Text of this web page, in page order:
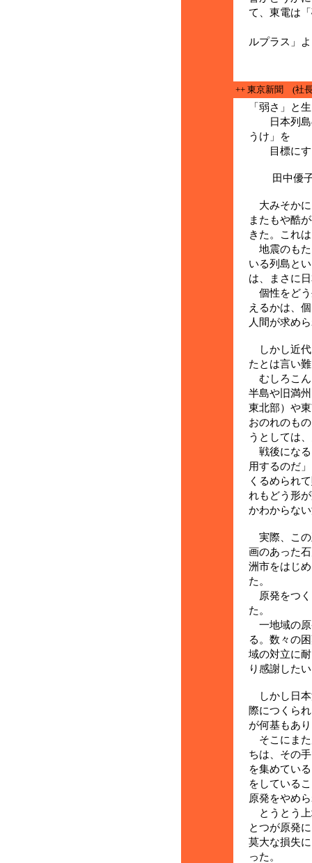
て、東電は
ルプラス」
++ 東京新聞 (社
「弱さ」と
日本列島
うけ」を
目標にす
田中優子
大みそかに
またもや酷
きた。これ
地震のもた
いる列島と
は、まさに
個性をどう
えるかは、
人間が求め
しかし近代
たとは言い
むしろこん
半島や旧満
東北部）や
おのれのも
うとしては
戦後になる
用するのだ
くるめられ
れもどう形
かわからな
実際、この
画のあった
洲市をはじ
た。
原発をつく
た。
一地域の原
る。数々の
域の対立に
り感謝した
しかし日本
際につくら
が何基もあ
そこにまた
ちは、その
を集めてい
をしている
原発をやめ
とうとう上
とつが原発
莫大な損失
った。